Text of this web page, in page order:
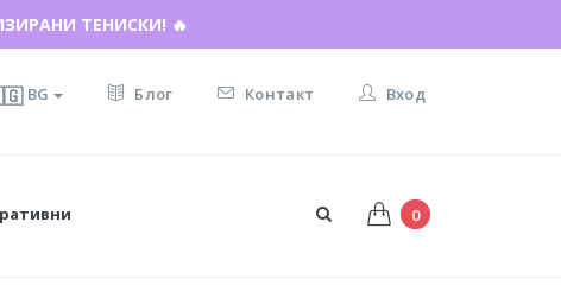
ТЕНИСКИ! 🔥
ПОДАРЪКА ☀️
BG Блог Контакт Вход
0